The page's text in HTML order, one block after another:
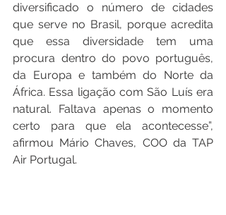
diversificado o número de cidades
que serve no Brasil, porque acredita
que essa diversidade tem uma
procura dentro do povo português,
da Europa e também do Norte da
África. Essa ligação com São Luís era
natural. Faltava apenas o momento
certo para que ela acontecesse”,
afirmou Mário Chaves, COO da TAP
Air Portugal.